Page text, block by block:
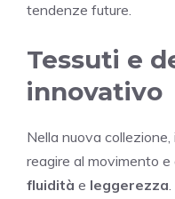
tendenze future.
Tessuti e
innovativo
Nella nuova collezione, i
reagire al movimento e
fluidità e leggerezza.